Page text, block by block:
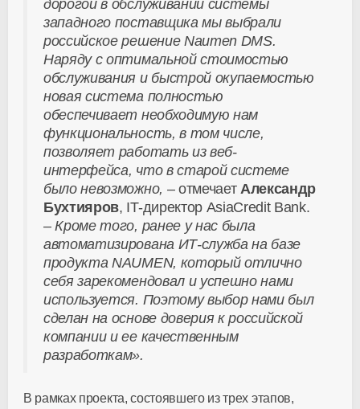
дорогой в обслуживании системы
западного поставщика мы выбрали
российское решение Naumen DMS.
Наряду с оптимальной стоимостью
обслуживания и быстрой окупаемостью
новая система полностью
обеспечивает необходимую нам
функциональность, в том числе,
позволяет работать из веб-
интерфейса, что в старой системе
было невозможно, – отмечаетАлександр
Бухтияров, IT-директор AsiaCredit Bank.
–Кроме того, ранее у нас была
автоматизирована ИТ-служба на базе
продукта NAUMEN, который отлично
себя зарекомендовал и успешно нами
используется. Поэтому выбор нами был
сделан на основе доверия к российской
компании и ее качественным
разработкам».
В рамках проекта, состоявшего из трех этапов,